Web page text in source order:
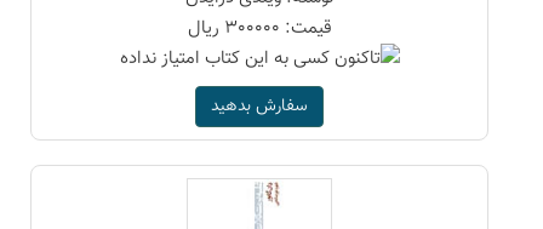
قیمت: 300000 ریال
سفارش بدهید